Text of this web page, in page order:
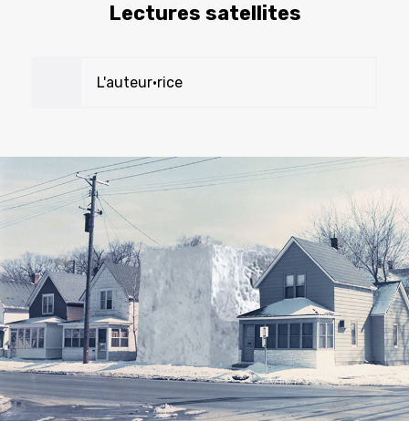
Lectures satellites
L'auteur•rice